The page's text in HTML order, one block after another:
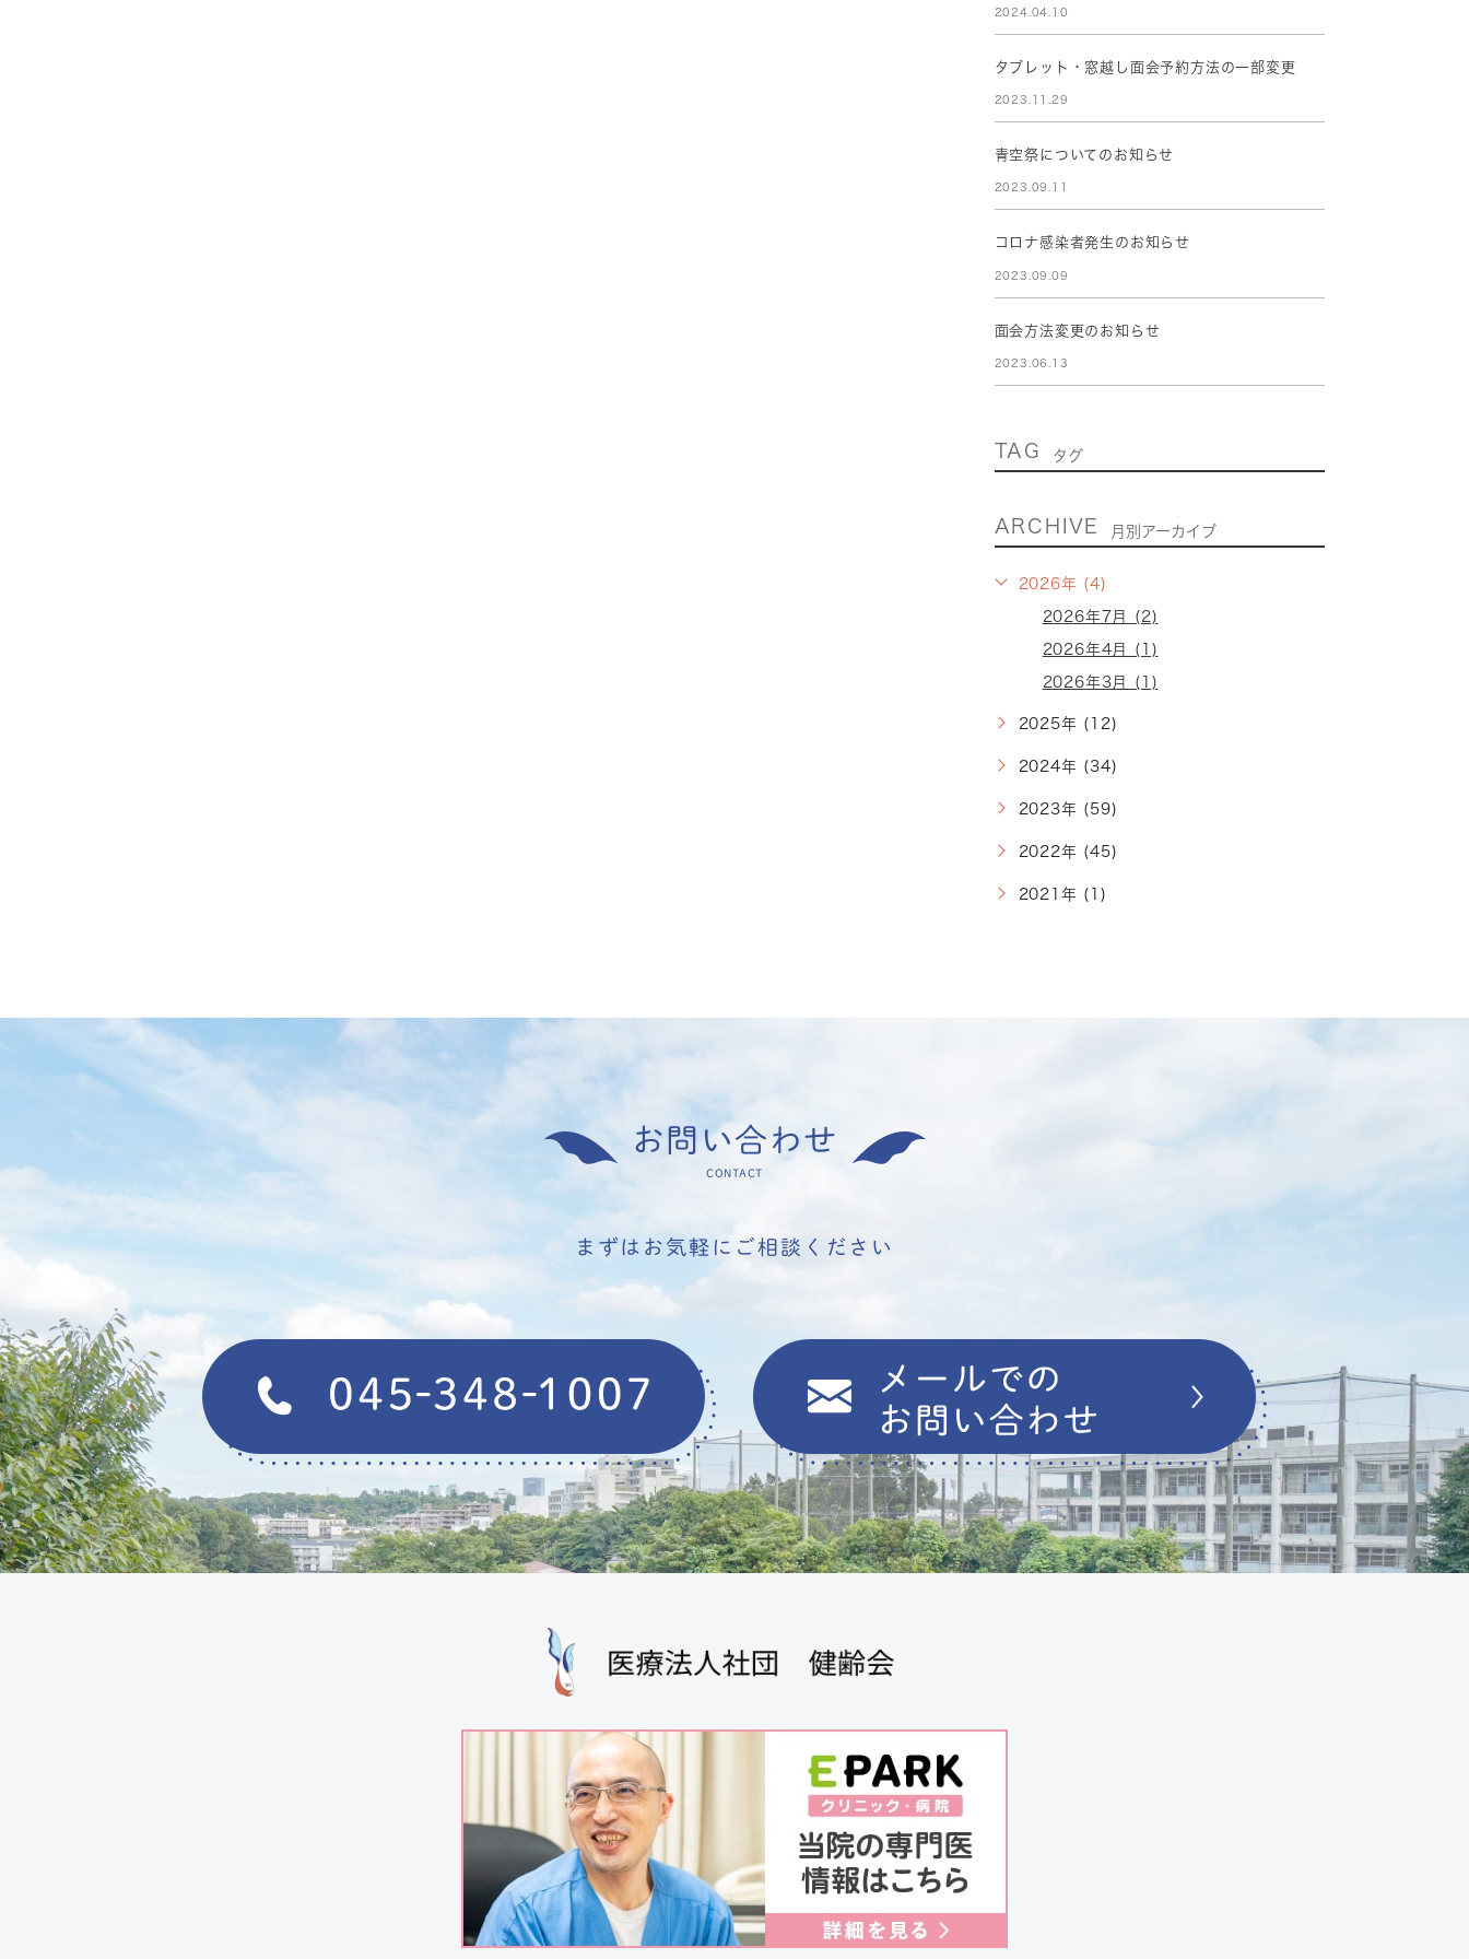
2024.04.10
タブレット・窓越し面会予約方法の一部変更
2023.11.29
青空祭についてのお知らせ
2023.09.11
コロナ感染者発生のお知らせ
2023.09.09
面会方法変更のお知らせ
2023.06.13
TAG タグ
ARCHIVE 月別アーカイブ
2026年 (4)
2026年7月 (2)
2026年4月 (1)
2026年3月 (1)
2025年 (12)
2024年 (34)
2023年 (59)
2022年 (45)
2021年 (1)
お問い合わせ
CONTACT
まずはお気軽にご相談ください